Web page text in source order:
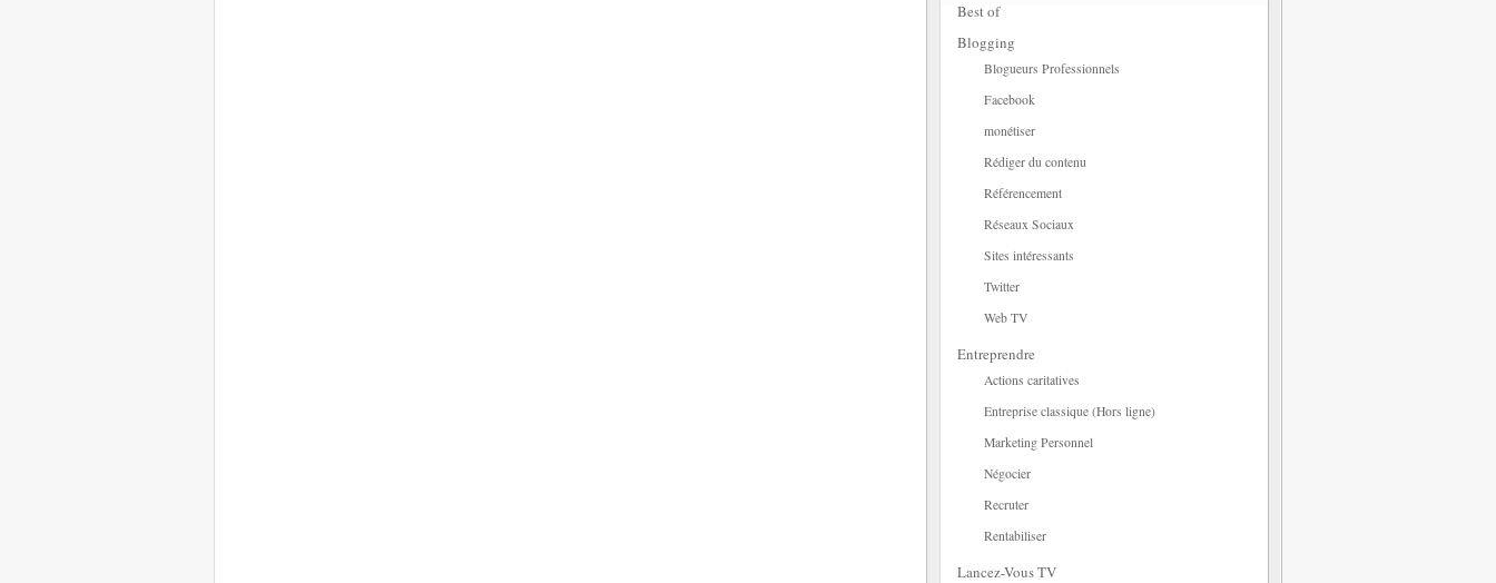
Best of
Blogging
Blogueurs Professionnels
Facebook
monétiser
Rédiger du contenu
Référencement
Réseaux Sociaux
Sites intéressants
Twitter
Web TV
Entreprendre
Actions caritatives
Entreprise classique (Hors ligne)
Marketing Personnel
Négocier
Recruter
Rentabiliser
Lancez-Vous TV